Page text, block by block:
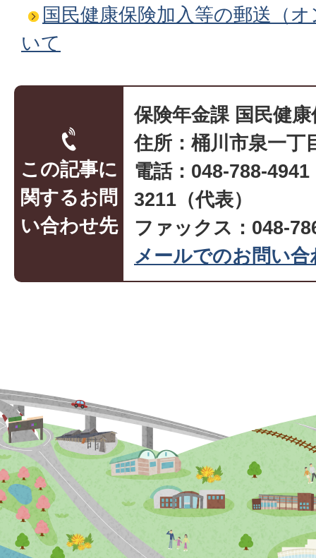
国民健康保険加入等の郵送（
いて
この記事に
関するお問
い合わせ先
保険年金課 国民健
住所：桶川市泉一丁
電話：048-788-
3211（代表）
ファックス：048-
メールでのお問い